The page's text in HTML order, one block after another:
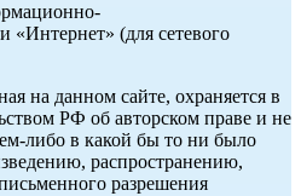
«Интернет» (для сетевого
на данном сайте, охраняется в
РФ об авторском праве и не
либо в какой бы то ни было
распространению,
разрешения